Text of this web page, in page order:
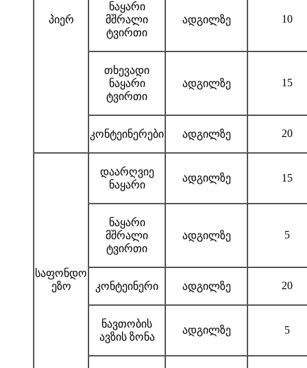
პიერ
ნაყარი
მშრალი
ტვირთი
ადგილზე 10
თხევადი
ნაყარი
ტვირთი
ადგილზე 15
კონტეინერები ადგილზე 20
საფონდო
ეზო
დაარღვიე
ნაყარი
ადგილზე 15
ნაყარი
მშრალი
ტვირთი
ადგილზე 5
კონტეინერი ადგილზე 20
ნავთობის
ავზის ზონა
ადგილზე 5